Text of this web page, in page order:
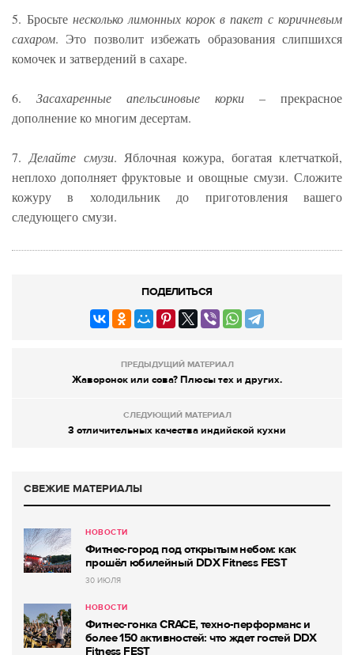
5. Бросьте несколько лимонных корок в пакет с коричневым
сахаром. Это позволит избежать образования слипшихся
комочек и затвердений в сахаре.
6. Засахаренные апельсиновые корки – прекрасное
дополнение ко многим десертам.
7. Делайте смузи. Яблочная кожура, богатая клетчаткой,
неплохо дополняет фруктовые и овощные смузи. Сложите
кожуру в холодильник до приготовления вашего
следующего смузи.
ПОДЕЛИТЬСЯ
ПРЕДЫДУЩИЙ МАТЕРИАЛ
Жаворонок или сова? Плюсы тех и других.
СЛЕДУЮЩИЙ МАТЕРИАЛ
3 отличительных качества индийской кухни
СВЕЖИЕ МАТЕРИАЛЫ
НОВОСТИ
Фитнес-город под открытым небом: как
прошёл юбилейный DDX Fitness FEST
30 ИЮЛЯ
НОВОСТИ
Фитнес-гонка CRACE, техно-перформанс и
более 150 активностей: что ждет гостей DDX
Fitness FEST